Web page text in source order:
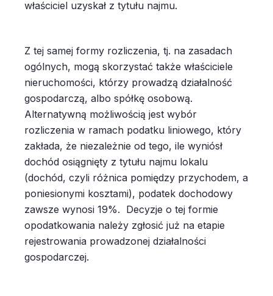
właściciel uzyskał z tytułu najmu.
Z tej samej formy rozliczenia, tj. na zasadach
ogólnych, mogą skorzystać także właściciele
nieruchomości, którzy prowadzą działalność
gospodarczą, albo spółkę osobową.
Alternatywną możliwością jest wybór
rozliczenia w ramach podatku liniowego, który
zakłada, że niezależnie od tego, ile wyniósł
dochód osiągnięty z tytułu najmu lokalu
(dochód, czyli różnica pomiędzy przychodem, a
poniesionymi kosztami), podatek dochodowy
zawsze wynosi 19%. Decyzje o tej formie
opodatkowania należy zgłosić już na etapie
rejestrowania prowadzonej działalności
gospodarczej.